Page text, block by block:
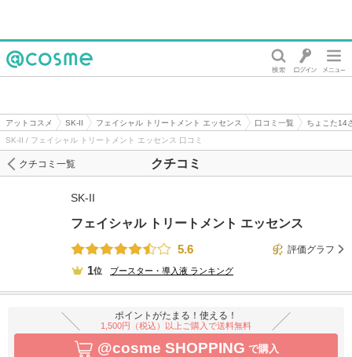
アットコスメ SK-II フェイシャル トリートメント エッセンス 口コミ一覧
ちょこた14
SK-II / フェイシャル トリートメント エッセンス 口コミ
クチコミ
クチコミ一覧
SK-II
フェイシャル トリートメント エッセンス
5.6
評価グラフ
1位 ブースター・導入液 ランキング
ポイントがたまる！使える！
1,500円（税込）以上ご購入で送料無料
@cosme SHOPPING で購入